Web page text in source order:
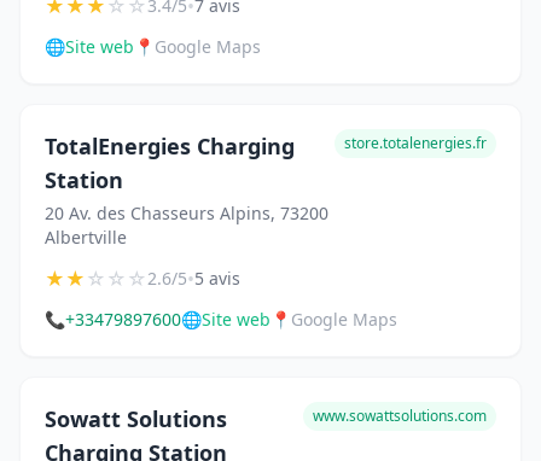
★★★☆☆3.4/5•7 avis
🌐Site web 📍 Google Maps
TotalEnergies Charging
Station
20 Av. des Chasseurs Alpins, 73200
Albertville
store.totalenergies.fr
★★☆☆☆2.6/5•5 avis
📞+33479897600🌐Site web 📍 Google Maps
Sowatt Solutions
Charging Station
www.sowattsolutions.com